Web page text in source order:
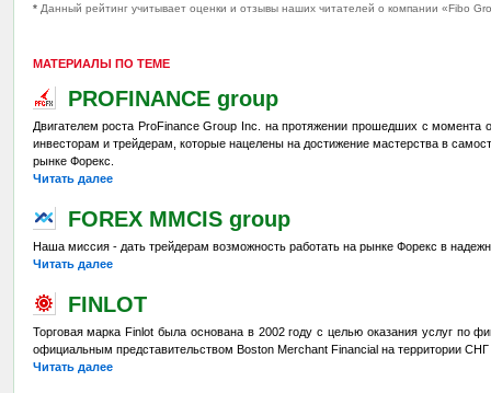
*Данный рейтинг учитывает оценки и отзывы наших читателей о компании «Fibo
МАТЕРИАЛЫ ПО ТЕМЕ
PROFINANCE group
Двигателем роста ProFinance Group Inc. на протяжении прошедших с
инвесторам и трейдерам, которые нацелены на достижение мастерства в
рынке Форекс.
Читать далее
FOREX MMCIS group
Наша миссия - дать трейдерам возможность работать на рынке Форекс в
Читать далее
FINLOT
Торговая марка Finlot была основана в 2002 году с целью оказания услуг по
официальным представительством Boston Merchant Financial на территории
Читать далее